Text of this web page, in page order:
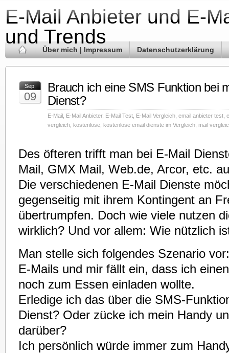
E-Mail Anbieter und E-
und Trends
Über mich | Impressum Datenschutzerklärung
Sep.
09
Brauch ich eine SMS Funktion bei
Dienst?
E-Mail E-Mail Anbieter, E-Mail Test E-Mail Vergleich email anbieter test
vergleich kostenlose kostenlose email dienste im Vergleich mail
Des öfteren trifft man bei E-Mail
Mail, GMX Mail, Web.de, Arcor, etc.
Die verschiedenen E-Mail Dienste
gegenseitig mit ihrem Kontingent an
übertrumpfen. Doch wie viele nutzen
wirklich? Und vor allem: Wie nützlich
Man stelle sich folgendes Szenario
E-Mails und mir fällt ein, dass ich
noch zum Essen einladen wollte.
Erledige ich das über die SMS-
Dienst? Oder zücke ich mein Handy
darüber?
Ich persönlich würde immer zum